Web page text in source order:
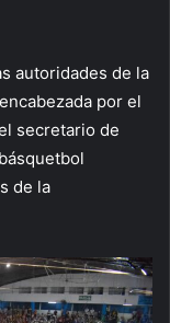
autoridades de la
por el
secretario de
de la